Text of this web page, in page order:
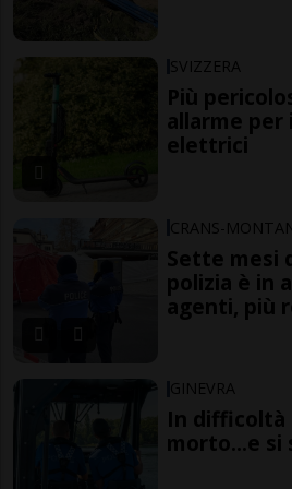
SVIZZERA
Più
allarme
elettrici
CRANS-
Sette mesi
polizia è in
agenti, più
GINEVRA
In difficoltà
morto...e si